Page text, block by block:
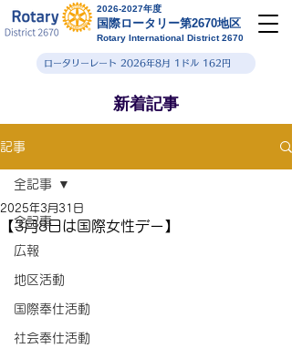
2026-2027年度
国際ロータリー第2670地区
Rotary International District 2670
ロータリーレート 2026年8月 1ドル 162円
新着記事
記事
全記事
広報
地区活動
国際奉仕活動
社会奉仕活動
全記事
【3月8日は国際女性デー】
2025年3月31日